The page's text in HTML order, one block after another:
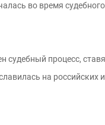
во время
судебный процесс,
на